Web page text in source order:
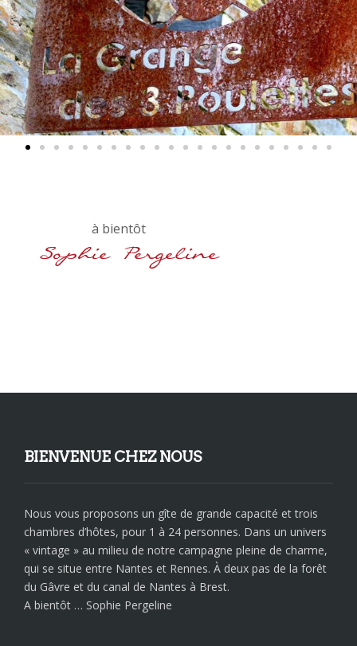
à bientôt
BIENVENUE CHEZ NOUS
Nous vous proposons un gîte de grande capacité et trois
chambres d’hôtes, pour 1 à 24 personnes. Dans un univers
« vintage » au milieu de notre campagne pleine de charme,
qui se situe entre Nantes et Rennes. À deux pas de la forêt
du Gâvre et du canal de Nantes à Brest.
A bientôt … Sophie Pergeline